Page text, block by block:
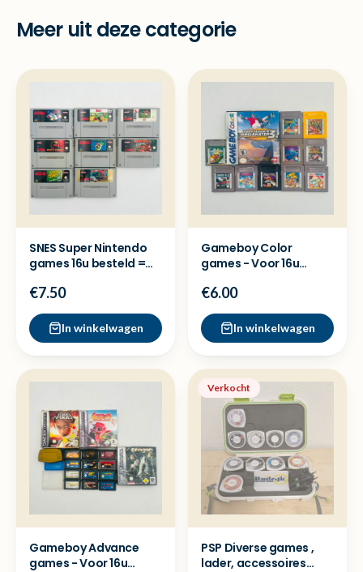
Meer uit deze categorie
SNES Super Nintendo
games 16u besteld =
€7.50
In winkelwagen
Gameboy Color
games - Voor 16u
dag verzon
€6.00
In winkelwagen
Gameboy Advance
games - Voor 16u
Verkocht
PSP Diverse games ,
lader, accessoires